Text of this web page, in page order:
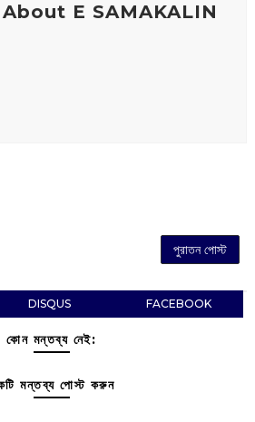
About E SAMAKALIN
পুরাতন পোস্ট
DISQUS FACEBOOK
কোন মন্তব্য নেই:
মন্তব্য পোস্ট করুন